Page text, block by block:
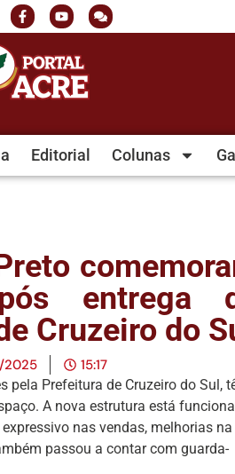
Editorial Colunas
entrega
Cruzeiro do
2025 15:17
pela Prefeitura de Cruzeiro do Sul,
A nova estrutura está
nas vendas, melhorias na
passou a contar com guarda-